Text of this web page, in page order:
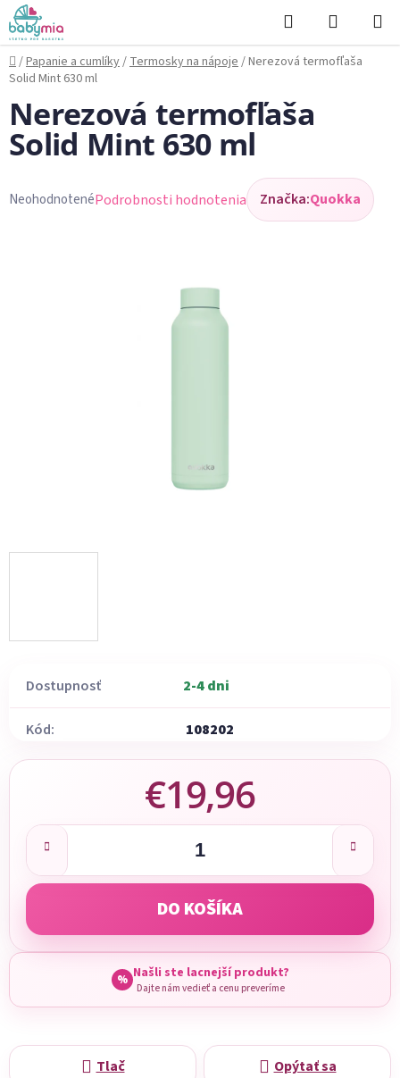
Prejsť
na
obsah
Hľadať
KOŠÍK
Domov
/Papanie a cumlíky/Termosky na nápoje/Nerezová termofľaša
Solid Mint 630 ml
Dostupnosť 2-4 dni
Kód: 108202
€19,96
Jednotková cena:
DO KOŠÍKA
% Našli ste lacnejší produkt?
Dajte nám vedieť a cenu preveríme
Tlač Opýtať sa
Nerezová termofľaša
Solid Mint 630 ml
Priemerné
NeohodnotenéPodrobnosti hodnotenia Značka:Quokka